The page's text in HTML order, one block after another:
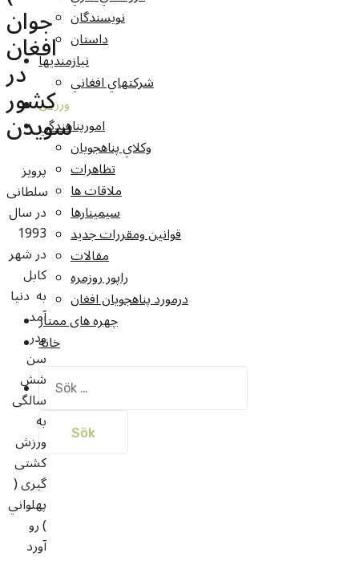
نويسندگان
داستان
نيازمنديها
شرکتهاي افغاني
ورزش
امورپناهندگي
وکلاي پناهجويان
تظاهرات
ملاقات ها
سيمينارها
قوانين ومقررات جديد
مقالات
راپور روزمره
درمورد پناهجويان افغان
چهره های ممتاز
خانه
Sök
efter:
جوان
افغان
در
کشور
سویدن
پرویز
سلطانی
در سال
1993
در شهر
کابل
به دنیا
آمد
ودر
سن
شش
سالگی
به
ورزش
کشتی
گیری (
پهلواني
) رو
آورد